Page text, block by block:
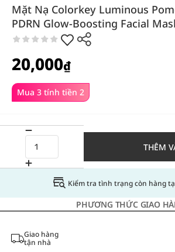
Mặt Nạ Colorkey Luminous
PDRN Glow-Boosting Facial
Mua 3 tính tiền 2
20,000₫
THÊM
Kiểm tra tình trạng còn hàng
PHƯƠNG THỨC GIAO
Giao hàng
tận nhà